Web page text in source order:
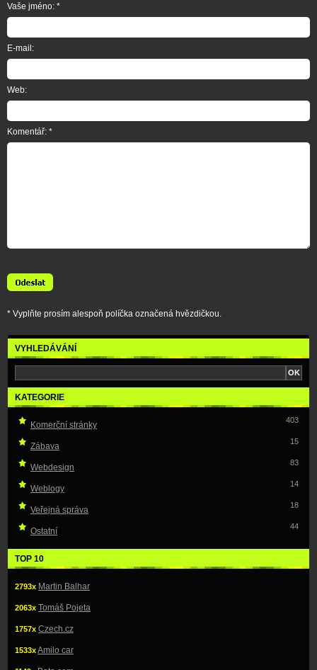
Vaše jméno: *
E-mail:
Web:
Komentář: *
* Vyplňte prosím alespoň políčka označená hvězdičkou.
VYHLEDÁVÁNÍ
KATEGORIE
403
Komerční stránky
15
Zábava
83
Webdesign
14
Weblogy
18
Veřejná správa
44
Ostatní
TOP 10
2793x Martin Balhar
2063x Tomáš Pojeta
1757x Czech.cz
1533xAmilo car